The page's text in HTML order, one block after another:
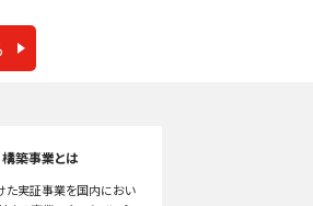
構築事業とは
た実証事業を国内におい